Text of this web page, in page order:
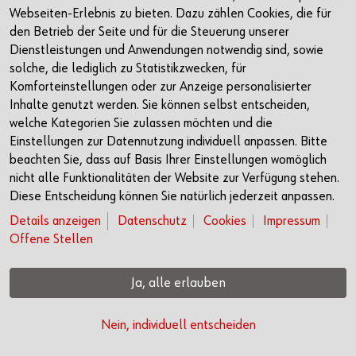
Facebook
Kontakt
Headquarter Rorschach
Churerstrasse 10
9400 Rorschach
+41 71 421 74 00
info@wuerth-fs.com
© Würth Financial Services AG
Webseiten-Erlebnis zu bieten. Dazu zählen Cookies, die für
den Betrieb der Seite und für die Steuerung unserer
Dienstleistungen und Anwendungen notwendig sind, sowie
solche, die lediglich zu Statistikzwecken, für
Komforteinstellungen oder zur Anzeige personalisierter
Inhalte genutzt werden. Sie können selbst entscheiden,
welche Kategorien Sie zulassen möchten und die
Einstellungen zur Datennutzung individuell anpassen. Bitte
beachten Sie, dass auf Basis Ihrer Einstellungen womöglich
nicht alle Funktionalitäten der Website zur Verfügung stehen.
Diese Entscheidung können Sie natürlich jederzeit anpassen.
Details anzeigen
Datenschutz Cookies
Impressum
Offene Stellen
Ja, alle erlauben
Nein, individuell entscheiden